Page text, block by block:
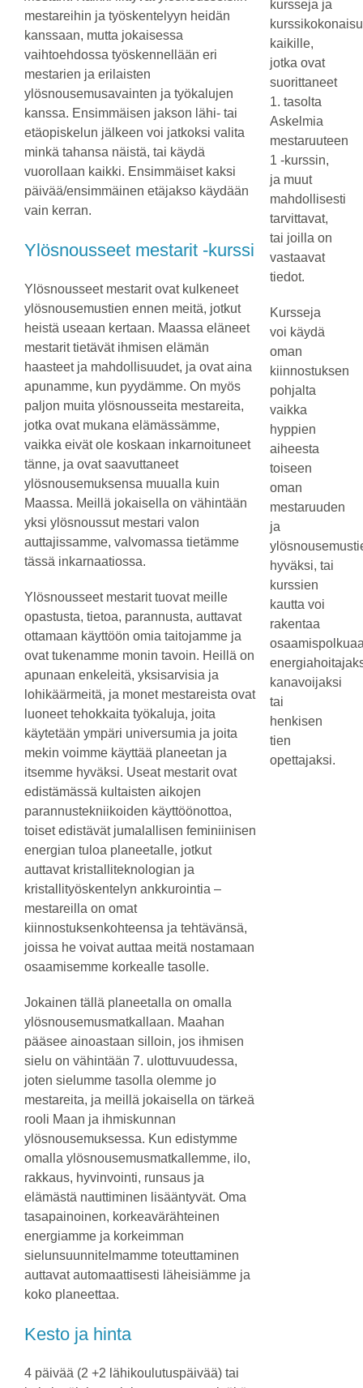
mestareihin ja työskentelyyn heidän
kanssaan, mutta jokaisessa
vaihtoehdossa työskennellään eri
mestarien ja erilaisten
ylösnousemusavainten ja työkalujen
kanssa. Ensimmäisen jakson lähi- tai
etäopiskelun jälkeen voi jatkoksi valita
minkä tahansa näistä, tai käydä
vuorollaan kaikki. Ensimmäiset kaksi
päivää/ensimmäinen etäjakso käydään
vain kerran.
Ylösnousseet mestarit -kurssi
Ylösnousseet mestarit ovat kulkeneet
ylösnousemustien ennen meitä, jotkut
heistä useaan kertaan. Maassa eläneet
mestarit tietävät ihmisen elämän
haasteet ja mahdollisuudet, ja ovat aina
apunamme, kun pyydämme. On myös
paljon muita ylösnousseita mestareita,
jotka ovat mukana elämässämme,
vaikka eivät ole koskaan inkarnoituneet
tänne, ja ovat saavuttaneet
ylösnousemuksensa muualla kuin
Maassa. Meillä jokaisella on vähintään
yksi ylösnoussut mestari valon
auttajissamme, valvomassa tietämme
tässä inkarnaatiossa.
Ylösnousseet mestarit tuovat meille
opastusta, tietoa, parannusta, auttavat
ottamaan käyttöön omia taitojamme ja
ovat tukenamme monin tavoin. Heillä on
apunaan enkeleitä, yksisarvisia ja
lohikäärmeitä, ja monet mestareista ovat
luoneet tehokkaita työkaluja, joita
käytetään ympäri universumia ja joita
mekin voimme käyttää planeetan ja
itsemme hyväksi. Useat mestarit ovat
edistämässä kultaisten aikojen
parannustekniikoiden käyttöönottoa,
toiset edistävät jumalallisen feminiinisen
energian tuloa planeetalle, jotkut
auttavat kristalliteknologian ja
kristallityöskentelyn ankkurointia –
mestareilla on omat
kiinnostuksenkohteensa ja tehtävänsä,
joissa he voivat auttaa meitä nostamaan
osaamisemme korkealle tasolle.
Jokainen tällä planeetalla on omalla
ylösnousemusmatkallaan. Maahan
pääsee ainoastaan silloin, jos ihmisen
sielu on vähintään 7. ulottuvuudessa,
joten sielumme tasolla olemme jo
mestareita, ja meillä jokaisella on tärkeä
rooli Maan ja ihmiskunnan
ylösnousemuksessa. Kun edistymme
omalla ylösnousemusmatkallemme, ilo,
rakkaus, hyvinvointi, runsaus ja
elämästä nauttiminen lisääntyvät. Oma
tasapainoinen, korkeavärähteinen
energiamme ja korkeimman
sielunsuunnitelmamme toteuttaminen
auttavat automaattisesti läheisiämme ja
koko planeettaa.
Kesto ja hinta
4 päivää (2 +2 lähikoulutuspäivää) tai
kursseja ja
kaikille,
jotka ovat
suorittaneet
1. tasolta
Askelmia
mestaruuteen
1 -kurssin,
ja muut
mahdollisesti
tarvittavat,
tai joilla on
vastaavat
tiedot.
Kursseja
voi käydä
oman
kiinnostuksen
pohjalta
vaikka
hyppien
aiheesta
toiseen
oman
mestaruuden
ja
hyväksi, tai
kurssien
kautta voi
rakentaa
kanavoijaksi
tai
henkisen
tien
opettajaksi.